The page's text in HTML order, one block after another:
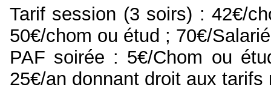
Tarif session (3 soirs) : 42€/
50€/chom ou étud ; 70€/
PAF soirée : 5€/Chom ou
25€/an donnant droit aux tarifs